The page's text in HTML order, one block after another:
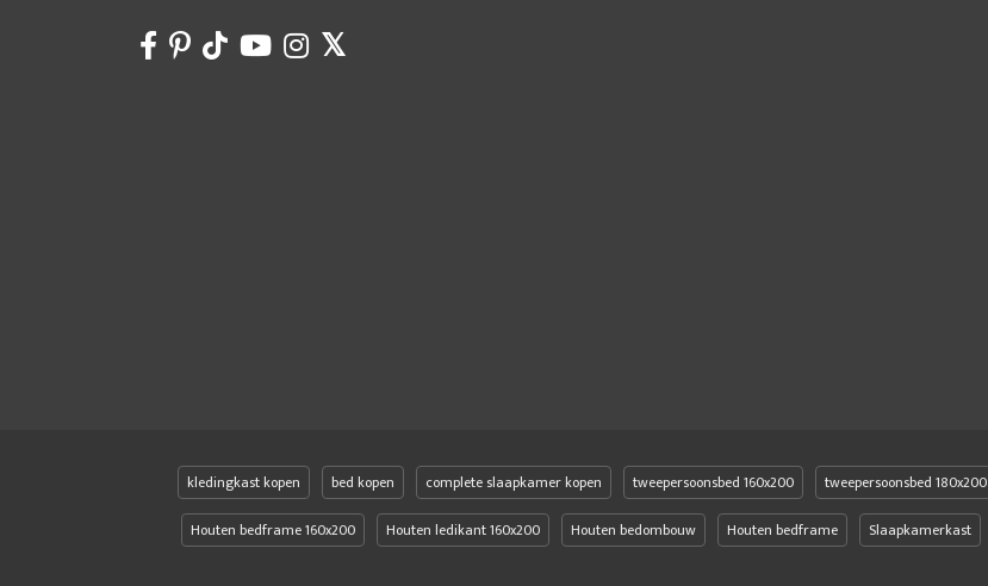
kledingkast kopen bed kopen complete slaapkamer kopen tweepersoonsbed 160x200 tweepersoonsbed 180x200
Houten bedframe 160x200
Houten ledikant 160x200 Houten bedombouw Houten bedframe Slaapkamerkast